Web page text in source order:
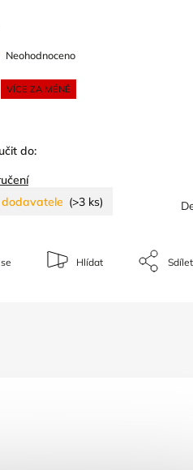
VÍCE ZA MÉNĚ
Neohodnoceno
do:
(>3 ks)
Hlídat Sdílet